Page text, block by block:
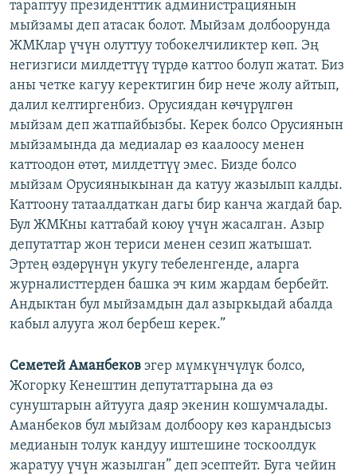
тараптуу президенттик администрациянын
мыйзамы деп атасак болот. Мыйзам долбоорунда
ЖМКлар үчүн олуттуу тобокелчиликтер көп. Эң
негизгиси милдеттүү түрдө каттоо болуп жатат. Биз
аны четке кагуу керектигин бир нече жолу айтып,
далил келтиргенбиз. Орусиядан көчүрүлгөн
мыйзам деп жатпайбызбы. Керек болсо Орусиянын
мыйзамында да медиалар өз каалоосу менен
каттоодон өтөт, милдеттүү эмес. Бизде болсо
мыйзам Орусияныкынан да катуу жазылып калды.
Каттоону татаалдаткан дагы бир канча жагдай бар.
Бул ЖМКны каттабай коюу үчүн жасалган. Азыр
депутаттар жон териси менен сезип жатышат.
Эртең өздөрүнүн укугу тебеленгенде, аларга
журналисттерден башка эч ким жардам бербейт.
Андыктан бул мыйзамдын дал азыркыдай абалда
кабыл алууга жол бербеш керек.”
Семетей Аманбеков эгер мүмкүнчүлүк болсо,
Жогорку Кенештин депутаттарына да өз
сунуштарын айтууга даяр экенин кошумчалады.
Аманбеков бул мыйзам долбоору көз карандысыз
медианын толук кандуу иштешине тоскоолдук
жаратуу үчүн жазылган” деп эсептейт. Буга чейин